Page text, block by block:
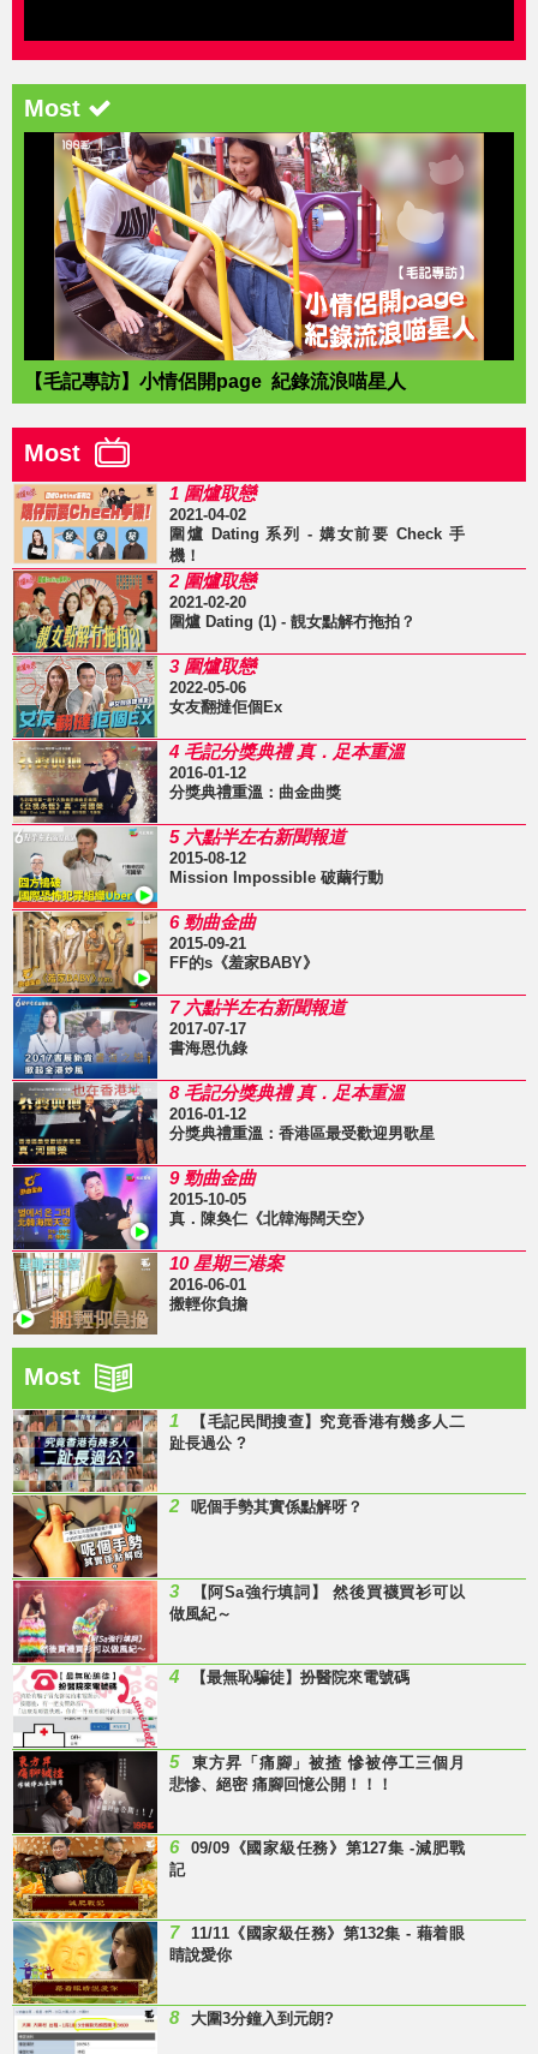
Most
【毛記專訪】小情侶開page 紀錄流浪喵星人
Most
1 圍爐取戀
2021-04-02
圍爐 Dating 系列 - 媾女前要 Check 手
機！
2 圍爐取戀
2021-02-20
圍爐 Dating (1) - 靚女點解冇拖拍？
3 圍爐取戀
2022-05-06
女友翻撻佢個Ex
4 毛記分獎典禮 真．足本重溫
2016-01-12
分獎典禮重溫：曲金曲獎
5 六點半左右新聞報道
2015-08-12
Mission Impossible 破繭行動
6 勁曲金曲
2015-09-21
FF的s《羞家BABY》
7 六點半左右新聞報道
2017-07-17
書海恩仇錄
8 毛記分獎典禮 真．足本重溫
2016-01-12
分獎典禮重溫：香港區最受歡迎男歌星
9 勁曲金曲
2015-10-05
真．陳奐仁《北韓海闊天空》
10 星期三港案
2016-06-01
搬輕你負擔
Most
1
【毛記民間搜查】究竟香港有幾多人二
趾長過公 ?
2 呢個手勢其實係點解呀？
3
【阿Sa強行填詞】 然後買襪買衫可以
做風紀～
4 【最無恥騙徒】扮醫院來電號碼
5
東方昇「痛腳」被揸 慘被停工三個月
悲慘、絕密 痛腳回憶公開！！！
6
09/09《國家級任務》第127集 -減肥戰
記
7
11/11《國家級任務》第132集 - 藉着眼
睛說愛你
8 大圍3分鐘入到元朗?